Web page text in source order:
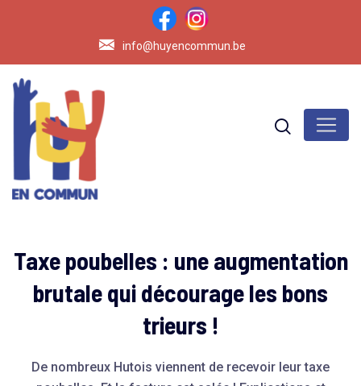
info@huyencommun.be
Taxe poubelles : une augmentation
brutale qui décourage les bons
trieurs !
De nombreux Hutois viennent de recevoir leur taxe